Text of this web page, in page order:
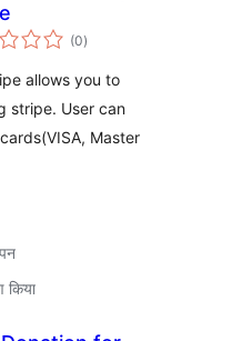
(0कुल
दर)
allows you to
stripe. User can
Master
किया